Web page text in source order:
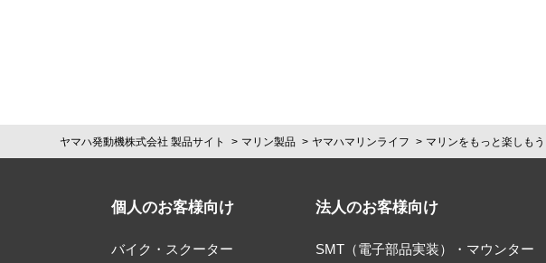
ヤマハ発動機株式会社 製品サイト マリン製品 ヤマハマリンライフ マリンをもっと楽しもう
個人のお客様向け
バイク・スクーター
法人のお客様向け
SMT（電子部品実装）・マウンター